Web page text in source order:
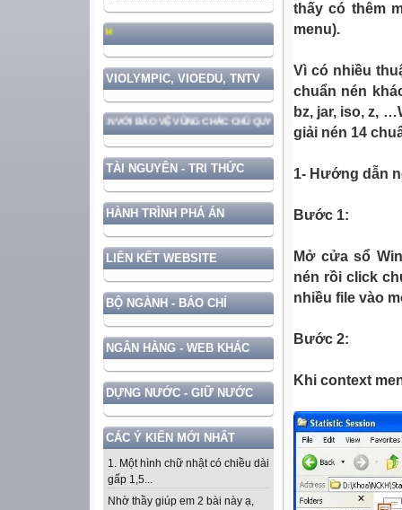
HỌC TẬP VÀ LÀM THEO TƯ TƯỞNG,
VIOLYMPIC, VIOEDU, TNTV
GẮN VỚI BẢO VỆ VỮNG CHẮC CHỦ QUYỀN VÀ ĐỘC LẬP DÂN TỘC!
TÀI NGUYÊN - TRI THỨC
HÀNH TRÌNH PHÁ ÁN
LIÊN KẾT WEBSITE
BỘ NGÀNH - BÁO CHÍ
NGÂN HÀNG - WEB KHÁC
DỰNG NƯỚC - GIỮ NƯỚC
CÁC Ý KIẾN MỚI NHẤT
1. Một hình chữ nhật có chiều dài
gấp 1,5...
Nhờ thầy giúp em 2 bài này ạ,
thấy có thêm
menu).
Vì có nhiều
chuẩn nén
bz, jar, iso, z,
giải nén 14
1- Hướng dẫn
Bước 1:
Mở cửa sổ
nén rồi click
nhiều file vào
Bước 2:
Khi context